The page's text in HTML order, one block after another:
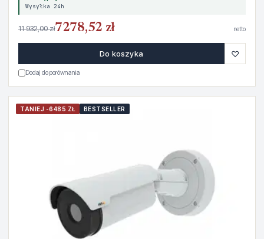
Wysyłka 24h
11 932,00 zł7278,52 zł netto
Do koszyka ♡
Dodaj do porównania
TANIEJ -6485 ZŁ BESTSELLER